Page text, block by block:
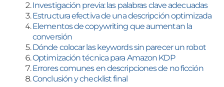
Investigación previa: las palabras clave adecuadas
Estructura efectiva de una descripción optimizada
Elementos de copywriting que aumentan la
conversión
Dónde colocar las keywords sin parecer un robot
Optimización técnica para Amazon KDP
Errores comunes en descripciones de no ficción
Conclusión y checklist final